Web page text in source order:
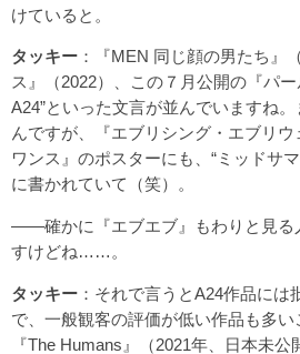
けていると。
タッキー ：『MEN 同じ顔の男たち』
ス』（2022）、この７月公開の『パ
A24”といった文言が並んでいますね
んですが、『エブリシング・エブリウ
ワンス』のポスターにも、“ミッドサ
に書かれていて（笑）。
――確かに『エブエブ』もわりと見る
すけどね……。
タッキー ：それで言うとA24作品に
で、一般観客の評価が低い作品も多
『The Humans』（2021年、日本未